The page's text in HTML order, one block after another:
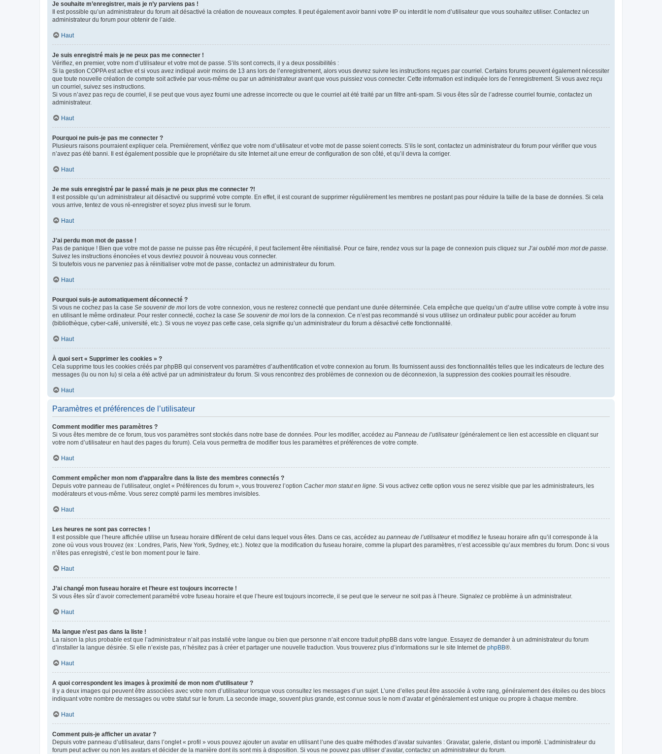
Je souhaite m’enregistrer, mais je n’y parviens pas !
Il est possible qu’un administrateur du forum ait désactivé la création de nouveaux comptes. Il peut également avoir banni votre IP ou interdit le nom d’utilisateur que vous souhaitez utiliser. Contactez un
administrateur du forum pour obtenir de l’aide.
Haut
Je suis enregistré mais je ne peux pas me connecter !
Vérifiez, en premier, votre nom d’utilisateur et votre mot de passe. S’ils sont corrects, il y a deux possibilités :
Si la gestion COPPA est active et si vous avez indiqué avoir moins de 13 ans lors de l’enregistrement, alors vous devrez suivre les instructions reçues par courriel. Certains forums peuvent également nécessiter
que toute nouvelle création de compte soit activée par vous-même ou par un administrateur avant que vous puissiez vous connecter. Cette information est indiquée lors de l’enregistrement. Si vous avez reçu
un courriel, suivez ses instructions.
Si vous n’avez pas reçu de courriel, il se peut que vous ayez fourni une adresse incorrecte ou que le courriel ait été traité par un filtre anti-spam. Si vous êtes sûr de l’adresse courriel fournie, contactez un
administrateur.
Haut
Pourquoi ne puis-je pas me connecter ?
Plusieurs raisons pourraient expliquer cela. Premièrement, vérifiez que votre nom d’utilisateur et votre mot de passe soient corrects. S’ils le sont, contactez un administrateur du forum pour vérifier que vous
n’avez pas été banni. Il est également possible que le propriétaire du site Internet ait une erreur de configuration de son côté, et qu’il devra la corriger.
Haut
Je me suis enregistré par le passé mais je ne peux plus me connecter ?!
Il est possible qu’un administrateur ait désactivé ou supprimé votre compte. En effet, il est courant de supprimer régulièrement les membres ne postant pas pour réduire la taille de la base de données. Si cela
vous arrive, tentez de vous ré-enregistrer et soyez plus investi sur le forum.
Haut
J’ai perdu mon mot de passe !
Pas de panique ! Bien que votre mot de passe ne puisse pas être récupéré, il peut facilement être réinitialisé. Pour ce faire, rendez vous sur la page de connexion puis cliquez sur J’ai oublié mon mot de passe.
Suivez les instructions énoncées et vous devriez pouvoir à nouveau vous connecter.
Si toutefois vous ne parveniez pas à réinitialiser votre mot de passe, contactez un administrateur du forum.
Haut
Pourquoi suis-je automatiquement déconnecté ?
Si vous ne cochez pas la case Se souvenir de moi lors de votre connexion, vous ne resterez connecté que pendant une durée déterminée. Cela empêche que quelqu’un d’autre utilise votre compte à votre insu
en utilisant le même ordinateur. Pour rester connecté, cochez la case Se souvenir de moi lors de la connexion. Ce n’est pas recommandé si vous utilisez un ordinateur public pour accéder au forum
(bibliothèque, cyber-café, université, etc.). Si vous ne voyez pas cette case, cela signifie qu’un administrateur du forum a désactivé cette fonctionnalité.
Haut
À quoi sert « Supprimer les cookies » ?
Cela supprime tous les cookies créés par phpBB qui conservent vos paramètres d’authentification et votre connexion au forum. Ils fournissent aussi des fonctionnalités telles que les indicateurs de lecture des
messages (lu ou non lu) si cela a été activé par un administrateur du forum. Si vous rencontrez des problèmes de connexion ou de déconnexion, la suppression des cookies pourrait les résoudre.
Haut
Paramètres et préférences de l’utilisateur
Comment modifier mes paramètres ?
Si vous êtes membre de ce forum, tous vos paramètres sont stockés dans notre base de données. Pour les modifier, accédez au Panneau de l’utilisateur(généralement ce lien est accessible en cliquant sur
votre nom d’utilisateur en haut des pages du forum). Cela vous permettra de modifier tous les paramètres et préférences de votre compte.
Haut
Comment empêcher mon nom d’apparaître dans la liste des membres connectés ?
Depuis votre panneau de l’utilisateur, onglet « Préférences du forum », vous trouverez l’option Cacher mon statut en ligne. Si vous activez cette option vous ne serez visible que par les administrateurs, les
modérateurs et vous-même. Vous serez compté parmi les membres invisibles.
Haut
Les heures ne sont pas correctes !
Il est possible que l’heure affichée utilise un fuseau horaire différent de celui dans lequel vous êtes. Dans ce cas, accédez au panneau de l’utilisateuret modifiez le fuseau horaire afin qu’il corresponde à la
zone où vous vous trouvez (ex : Londres, Paris, New York, Sydney, etc.). Notez que la modification du fuseau horaire, comme la plupart des paramètres, n’est accessible qu’aux membres du forum. Donc si vous
n’êtes pas enregistré, c’est le bon moment pour le faire.
Haut
J’ai changé mon fuseau horaire et l’heure est toujours incorrecte !
Si vous êtes sûr d’avoir correctement paramétré votre fuseau horaire et que l’heure est toujours incorrecte, il se peut que le serveur ne soit pas à l’heure. Signalez ce problème à un administrateur.
Haut
Ma langue n’est pas dans la liste !
La raison la plus probable est que l’administrateur n’ait pas installé votre langue ou bien que personne n’ait encore traduit phpBB dans votre langue. Essayez de demander à un administrateur du forum
d’installer la langue désirée. Si elle n’existe pas, n’hésitez pas à créer et partager une nouvelle traduction. Vous trouverez plus d’informations sur le site Internet de phpBB®.
Haut
A quoi correspondent les images à proximité de mon nom d’utilisateur ?
Il y a deux images qui peuvent être associées avec votre nom d’utilisateur lorsque vous consultez les messages d’un sujet. L’une d’elles peut être associée à votre rang, généralement des étoiles ou des blocs
indiquant votre nombre de messages ou votre statut sur le forum. La seconde image, souvent plus grande, est connue sous le nom d’avatar et généralement est unique ou propre à chaque membre.
Haut
Comment puis-je afficher un avatar ?
Depuis votre panneau d’utilisateur, dans l’onglet « profil » vous pouvez ajouter un avatar en utilisant l’une des quatre méthodes d’avatar suivantes : Gravatar, galerie, distant ou importé. L’administrateur du
forum peut activer ou non les avatars et décider de la manière dont ils sont mis à disposition. Si vous ne pouvez pas utiliser d’avatar, contactez un administrateur du forum.